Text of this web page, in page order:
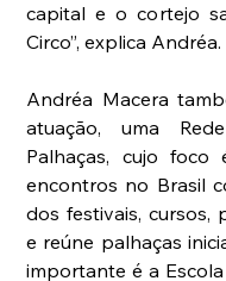
capital e o cortejo
Circo”, explica Andréa.
Andréa Macera
atuação, uma
Palhaças, cujo foco
encontros no Brasil
dos festivais, cursos,
e reúne palhaças
importante é a